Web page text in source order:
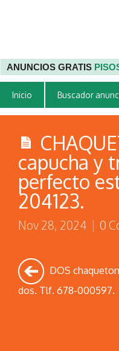
ANUNCIOS GRATIS
Inicio Buscador
capucha y
perfecto
204123.
Nov 28, 2024 | 0
DOS
dos. Tlf. 678-000597.